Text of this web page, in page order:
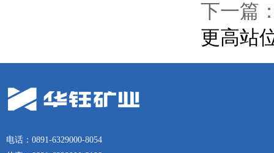
下一篇
更高站
电话：0891-6329000-8054